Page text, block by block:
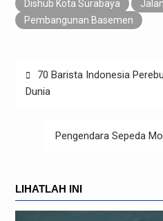
Dishub Kota Surabaya
Pembangunan Basemen
Navigasi
pos
70 Barista Indonesia
Dunia
Pengendara Sepeda